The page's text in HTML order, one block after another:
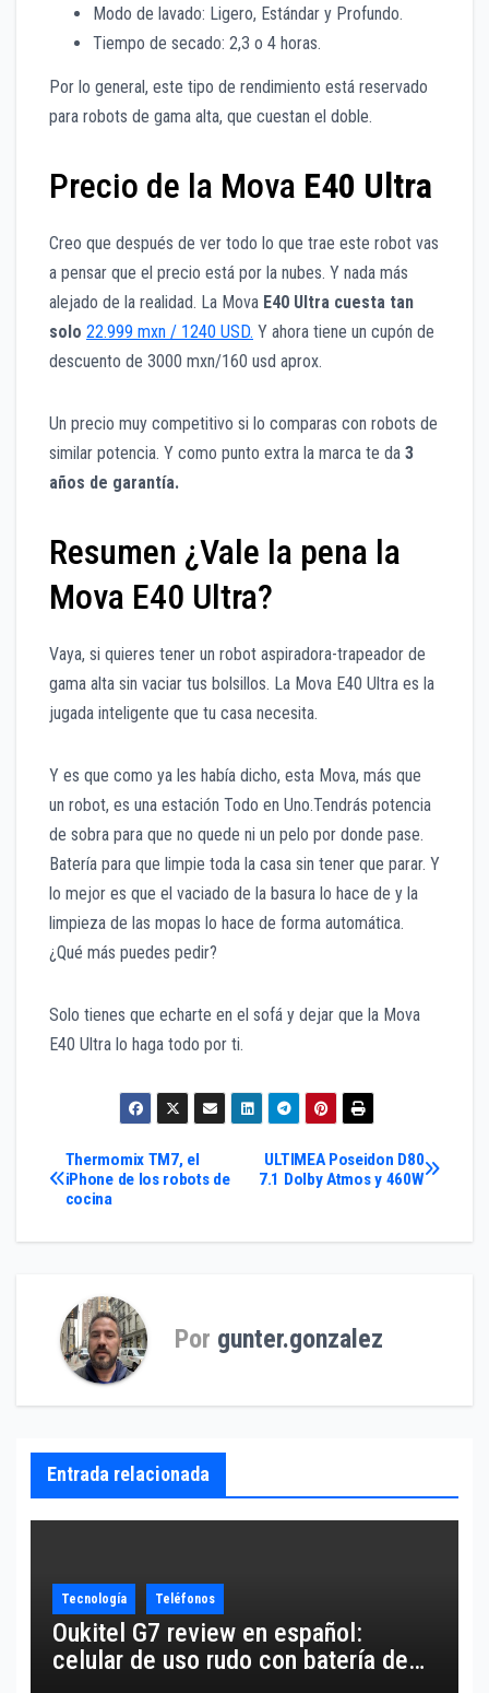
Modo de lavado: Ligero, Estándar y Profundo.
Tiempo de secado: 2,3 o 4 horas.
Por lo general, este tipo de rendimiento está reservado
para robots de gama alta, que cuestan el doble.
Precio de la Mova E40 Ultra
Creo que después de ver todo lo que trae este robot vas
a pensar que el precio está por la nubes. Y nada más
alejado de la realidad. La Mova E40 Ultra cuesta tan
solo 22.999 mxn / 1240 USD. Y ahora tiene un cupón de
descuento de 3000 mxn/160 usd aprox.
Un precio muy competitivo si lo comparas con robots de
similar potencia. Y como punto extra la marca te da 3
años de garantía.
Resumen ¿Vale la pena la
Mova E40 Ultra?
Vaya, si quieres tener un robot aspiradora-trapeador de
gama alta sin vaciar tus bolsillos. La Mova E40 Ultra es la
jugada inteligente que tu casa necesita.
Y es que como ya les había dicho, esta Mova, más que
un robot, es una estación Todo en Uno.Tendrás potencia
de sobra para que no quede ni un pelo por donde pase.
Batería para que limpie toda la casa sin tener que parar. Y
lo mejor es que el vaciado de la basura lo hace de y la
limpieza de las mopas lo hace de forma automática.
¿Qué más puedes pedir?
Solo tienes que echarte en el sofá y dejar que la Mova
E40 Ultra lo haga todo por ti.
Navegación
de
ULTIMEA Poseidon D80
7.1 Dolby Atmos y 460W
Thermomix TM7, el
iPhone de los robots de
cocina
Por gunter.gonzalez
Entrada relacionada
Tecnología Teléfonos
Oukitel G7 review en español:
celular de uso rudo con batería de